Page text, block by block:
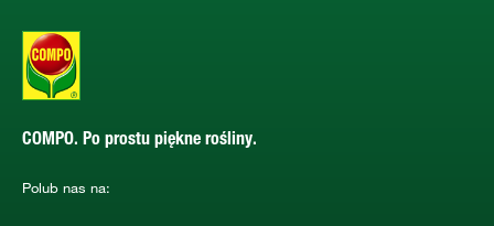
COMPO. Po prostu piękne rośliny.
Polub nas na: